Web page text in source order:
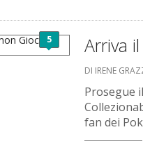
5 Arriva
DI IRENE
Prosegue
fan dei